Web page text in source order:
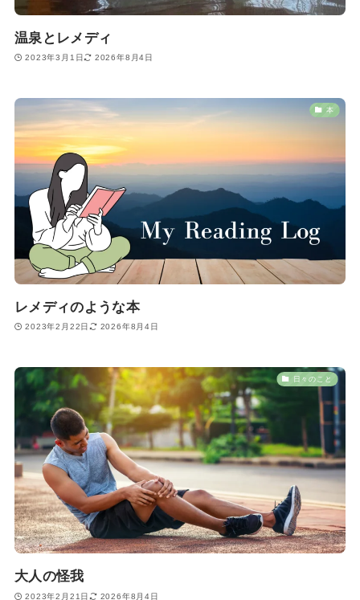
温泉とレメディ
2023年3月1日 2026年8月4日
本
レメディのような本
2023年2月22日 2026年8月4日
日々のこと
大人の怪我
2023年2月21日 2026年8月4日